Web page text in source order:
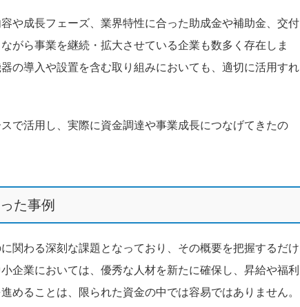
や成長フェーズ、業界特性に合った助成金や補助金、交付
がら事業を継続・拡大させている企業も数多く存在しま
の導入や設置を含む取り組みにおいても、適切に活用すれ
で活用し、実際に資金調達や事業成長につなげてきたの
た事例
関わる深刻な課題となっており、その概要を把握するだけ
企業においては、優秀な人材を新たに確保し、昇給や福利
めることは、限られた資金の中では容易ではありません。